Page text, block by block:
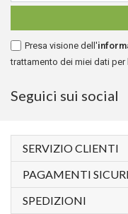
Presa visione dell'
trattamento dei miei dati per
Seguici sui social
SERVIZIO CLIENTI
PAGAMENTI SICURI
SPEDIZIONI